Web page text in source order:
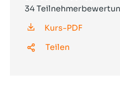
34
Kurs-PDF
Teilen